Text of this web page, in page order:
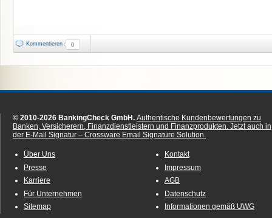
Kommentieren 0
© 2010-2026 BankingCheck GmbH. Authentische Kundenbewertungen zu
Banken, Versicherern, Finanzdienstleistern und Finanzprodukten. Jetzt auch in
der E-Mail Signatur – Crossware Email Signature Solution.
Über Uns
Presse
Karriere
Für Unternehmen
Sitemap
Kontakt
Impressum
AGB
Datenschutz
Informationen gemäß UWG